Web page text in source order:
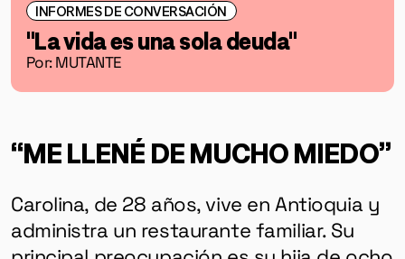
INFORMES DE CONVERSACIÓN
"La vida es una sola deuda"
Por: MUTANTE
“ME LLENÉ DE MUCHO MIEDO”
Carolina, de 28 años, vive en Antioquia y
administra un restaurante familiar. Su